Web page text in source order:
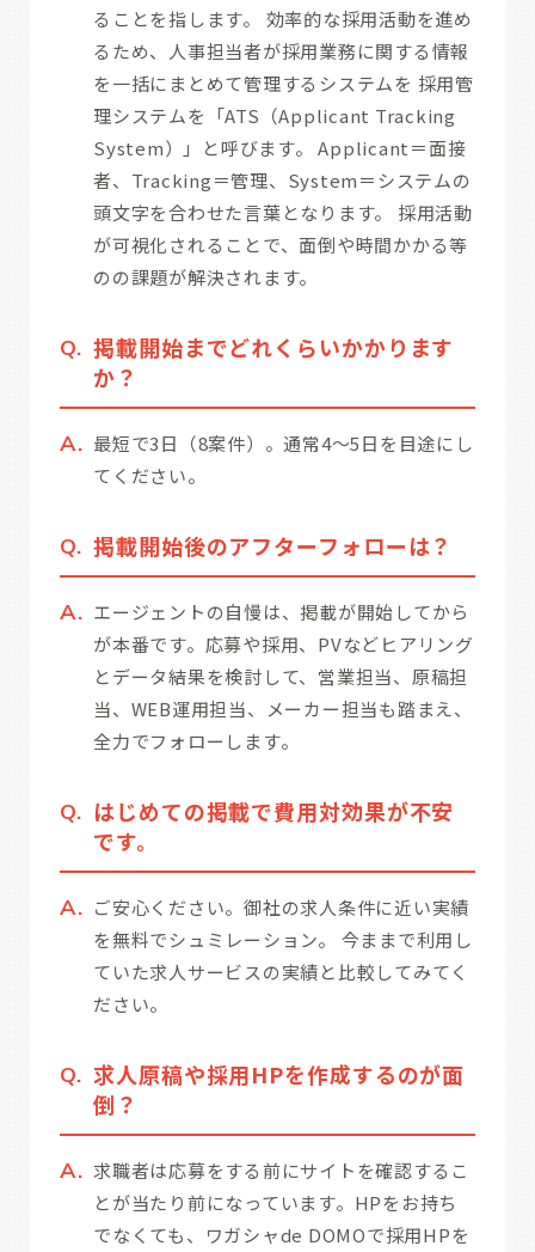
ることを指します。 効率的な採用活動を進め
るため、人事担当者が採用業務に関する情報
を一括にまとめて管理するシステムを 採用管
理システムを「ATS（Applicant Tracking
System）」と呼びます。 Applicant＝面接
者、Tracking＝管理、System＝システムの
頭文字を合わせた言葉となります。 採用活動
が可視化されることで、面倒や時間かかる等
のの課題が解決されます。
掲載開始までどれくらいかかります
か？
最短で3日（8案件）。通常4～5日を目途にし
てください。
掲載開始後のアフターフォローは？
エージェントの自慢は、掲載が開始してから
が本番です。応募や採用、PVなどヒアリング
とデータ結果を検討して、営業担当、原稿担
当、WEB運用担当、メーカー担当も踏まえ、
全力でフォローします。
はじめての掲載で費用対効果が不安
です。
ご安心ください。御社の求人条件に近い実績
を無料でシュミレーション。 今ままで利用し
ていた求人サービスの実績と比較してみてく
ださい。
求人原稿や採用HPを作成するのが面
倒？
求職者は応募をする前にサイトを確認するこ
とが当たり前になっています。HPをお持ち
でなくても、ワガシャde DOMOで採用HPを